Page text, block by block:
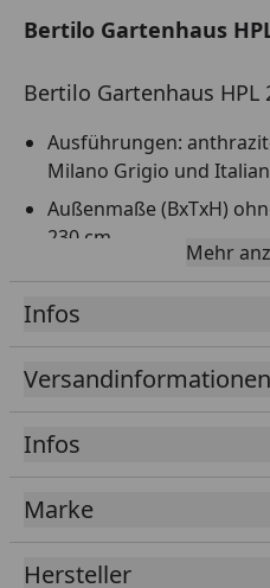
Bertilo Gartenhaus
Bertilo Gartenhaus HPL
Ausführungen:
Milano Grigio und
Außenmaße (BxTxH)
230 cm
Pultdach -
6 mm HPL Platten
12 mm MFP-P5
Inkl. Montagematerial
Sorglos-Montage-
Fundamentbalken von
kostenlos mitgebracht
Mehr
Infos
Versandinformationen
Infos
Marke
Hersteller